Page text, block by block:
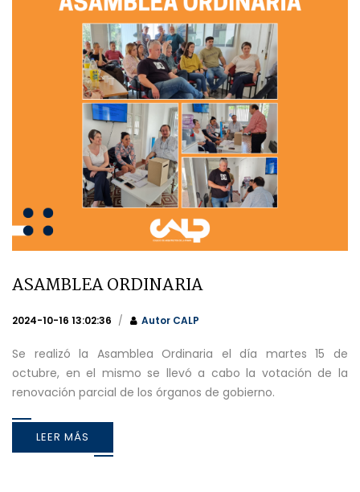
ASAMBLEA ORDINARIA
2024-10-16 13:02:36 Autor CALP
Se realizó la Asamblea Ordinaria el día martes 15 de
octubre, en el mismo se llevó a cabo la votación de la
renovación parcial de los órganos de gobierno.
LEER MÁS